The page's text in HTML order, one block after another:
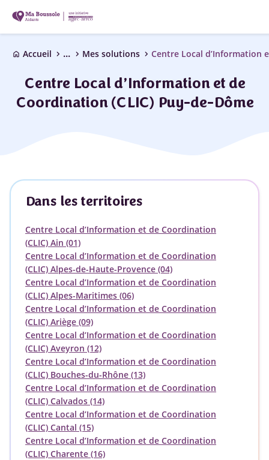
home Accueil chevron_right ... chevron_right Mes solutions chevron_right
Centre Local d’Information et de
Coordination (CLIC) Puy-de-Dôme
Dans les territoires
Centre Local d’Information et de Coordination
(CLIC) Ain (01)
Centre Local d’Information et de Coordination
(CLIC) Alpes-de-Haute-Provence (04)
Centre Local d’Information et de Coordination
(CLIC) Alpes-Maritimes (06)
Centre Local d’Information et de Coordination
(CLIC) Ariège (09)
Centre Local d’Information et de Coordination
(CLIC) Aveyron (12)
Centre Local d’Information et de Coordination
(CLIC) Bouches-du-Rhône (13)
Centre Local d’Information et de Coordination
(CLIC) Calvados (14)
Centre Local d’Information et de Coordination
(CLIC) Cantal (15)
Centre Local d’Information et de Coordination
(CLIC) Charente (16)